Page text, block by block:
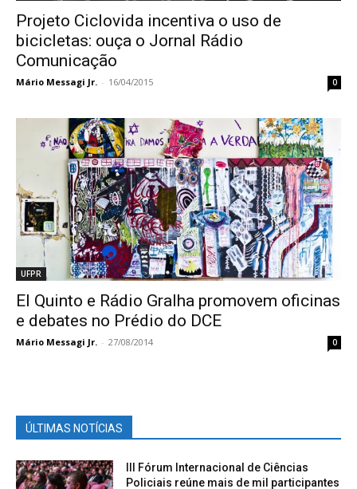
Projeto Ciclovida incentiva o uso de
bicicletas: ouça o Jornal Rádio
Comunicação
Mário Messagi Jr. - 16/04/2015 0
UFPR
El Quinto e Rádio Gralha promovem oficinas
e debates no Prédio do DCE
Mário Messagi Jr. - 27/08/2014 0
ÚLTIMAS NOTÍCIAS
III Fórum Internacional de Ciências
Policiais reúne mais de mil participantes